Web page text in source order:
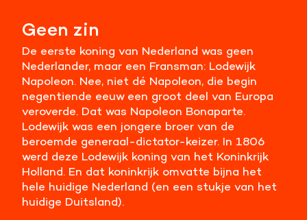
Geen zin
De eerste koning van Nederland was geen
Nederlander, maar een Fransman: Lodewijk
Napoleon. Nee, niet dé Napoleon, die begin
negentiende eeuw een groot deel van Europa
veroverde. Dat was Napoleon Bonaparte.
Lodewijk was een jongere broer van de
beroemde generaal-dictator-keizer. In 1806
werd deze Lodewijk koning van het Koninkrijk
Holland. En dat koninkrijk omvatte bijna het
hele huidige Nederland (en een stukje van het
huidige Duitsland).
Meer informatie
Alle cookies accepteren
Voorkeuren opslaan